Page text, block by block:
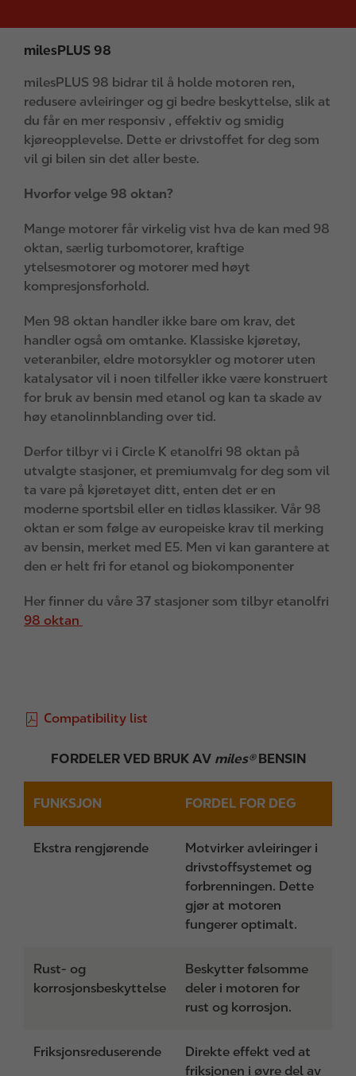
milesPLUS 98
milesPLUS 98 bidrar til å holde motoren ren,
redusere avleiringer og gi bedre beskyttelse, slik at
du får en mer responsiv , effektiv og smidig
kjøreopplevelse. Dette er drivstoffet for deg som
vil gi bilen sin det aller beste.
Hvorfor velge 98 oktan?
Mange motorer får virkelig vist hva de kan med 98
oktan, særlig turbomotorer, kraftige
ytelsesmotorer og motorer med høyt
kompresjonsforhold.
Men 98 oktan handler ikke bare om krav, det
handler også om omtanke. Klassiske kjøretøy,
veteranbiler, eldre motorsykler og motorer uten
katalysator vil i noen tilfeller ikke være konstruert
for bruk av bensin med etanol og kan ta skade av
høy etanolinnblanding over tid.
Derfor tilbyr vi i Circle K etanolfri 98 oktan på
utvalgte stasjoner, et premiumvalg for deg som vil
ta vare på kjøretøyet ditt, enten det er en
moderne sportsbil eller en tidløs klassiker. Vår 98
oktan er som følge av europeiske krav til merking
av bensin, merket med E5. Men vi kan garantere at
den er helt fri for etanol og biokomponenter
Her finner du våre 37 stasjoner som tilbyr etanolfri
98 oktan
F
Compatibility list
FORDELER VED BRUK AV miles®BENSIN
FUNKSJON FORDEL FOR DEG
Ekstra rengjørende
Motvirker avleiringer i
drivstoffsystemet og
forbrenningen. Dette
gjør at motoren
fungerer optimalt.
Rust- og
korrosjonsbeskyttelse
Beskytter følsomme
deler i motoren for
rust og korrosjon.
Friksjonsreduserende
Direkte effekt ved at
friksjonen i øvre del av